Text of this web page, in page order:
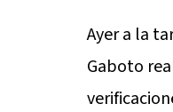
Ayer a la
Gaboto